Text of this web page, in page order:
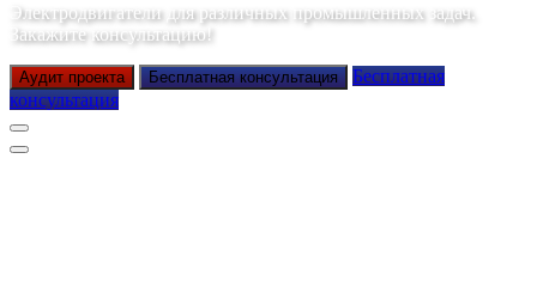
Электродвигатели для различных промышленных задач.
Закажите консультацию!
Аудит проекта Бесплатная консультация
Бесплатная
консультация